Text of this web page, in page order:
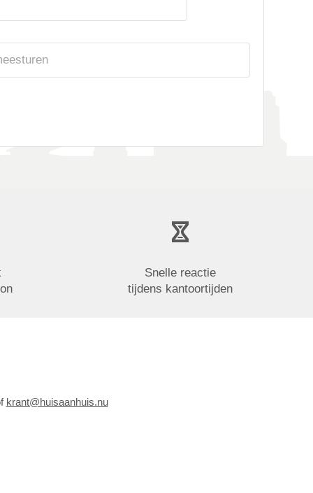
Snelle reactie
tijdens kantoortijden
krant@huisaanhuis.nu